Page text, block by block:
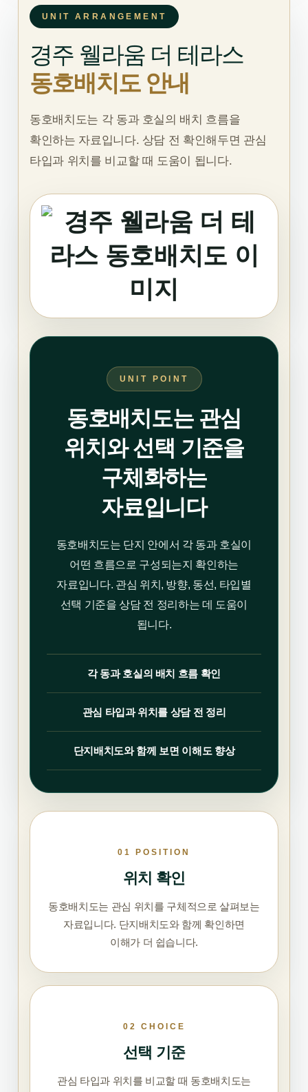
UNIT ARRANGEMENT
경주 웰라움 더 테라스
동호배치도 안내
동호배치도는 각 동과 호실의 배치 흐름을
확인하는 자료입니다. 상담 전 확인해두면 관심
타입과 위치를 비교할 때 도움이 됩니다.
UNIT POINT
동호배치도는 관심
위치와 선택 기준을
구체화하는
자료입니다
동호배치도는 단지 안에서 각 동과 호실이
어떤 흐름으로 구성되는지 확인하는
자료입니다. 관심 위치, 방향, 동선, 타입별
선택 기준을 상담 전 정리하는 데 도움이
됩니다.
각 동과 호실의 배치 흐름 확인
관심 타입과 위치를 상담 전 정리
단지배치도와 함께 보면 이해도 향상
01 POSITION
위치 확인
동호배치도는 관심 위치를 구체적으로 살펴보는
자료입니다. 단지배치도와 함께 확인하면
이해가 더 쉽습니다.
02 CHOICE
선택 기준
관심 타입과 위치를 비교할 때 동호배치도는